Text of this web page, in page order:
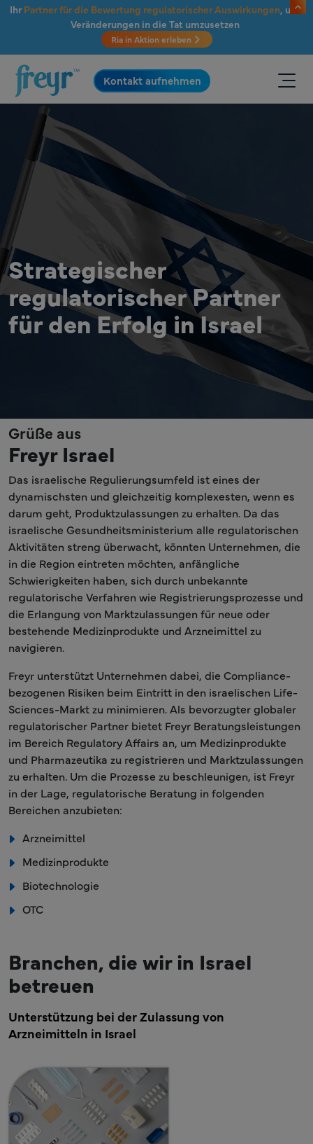
Zum Hauptinhalt springen
Ihr Partner für die Bewertung regulatorischer Auswirkungen, um
Veränderungen in die Tat umzusetzen
Ria in Aktion erleben
.
Kontakt aufnehmen
Strategischer
regulatorischer Partner
für den Erfolg in Israel
Grüße aus
Freyr Israel
Das israelische Regulierungsumfeld ist eines der
dynamischsten und gleichzeitig komplexesten, wenn es
darum geht, Produktzulassungen zu erhalten. Da das
israelische Gesundheitsministerium alle regulatorischen
Aktivitäten streng überwacht, könnten Unternehmen, die
in die Region eintreten möchten, anfängliche
Schwierigkeiten haben, sich durch unbekannte
regulatorische Verfahren wie Registrierungsprozesse und
die Erlangung von Marktzulassungen für neue oder
bestehende Medizinprodukte und Arzneimittel zu
navigieren.
Freyr unterstützt Unternehmen dabei, die Compliance-
bezogenen Risiken beim Eintritt in den israelischen Life-
Sciences-Markt zu minimieren. Als bevorzugter globaler
regulatorischer Partner bietet Freyr Beratungsleistungen
im Bereich Regulatory Affairs an, um Medizinprodukte
und Pharmazeutika zu registrieren und Marktzulassungen
zu erhalten. Um die Prozesse zu beschleunigen, ist Freyr
in der Lage, regulatorische Beratung in folgenden
Bereichen anzubieten:
Arzneimittel
Medizinprodukte
Biotechnologie
OTC
Branchen, die wir in Israel
betreuen
Unterstützung bei der Zulassung von
Arzneimitteln in Israel